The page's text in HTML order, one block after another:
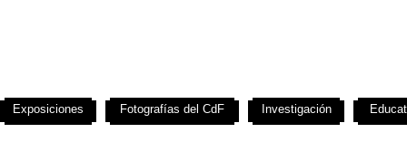
Exposiciones Fotografías del CdF Investigación